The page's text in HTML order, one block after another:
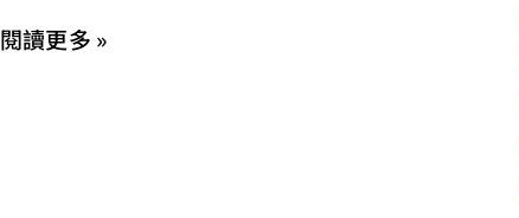
象
閱讀更多 »